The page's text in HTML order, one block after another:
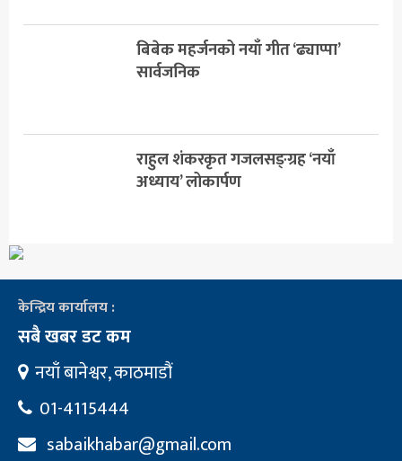
बिबेक महर्जनको नयाँ गीत ‘ढ्याप्पा’
सार्वजनिक
राहुल शंकरकृत गजलसङ्ग्रह ‘नयाँ
अध्याय’ लोकार्पण
केन्द्रिय कार्यालय :
सबै खबर डट कम
नयाँ बानेश्वर, काठमाडौं
01-4115444
sabaikhabar@gmail.com